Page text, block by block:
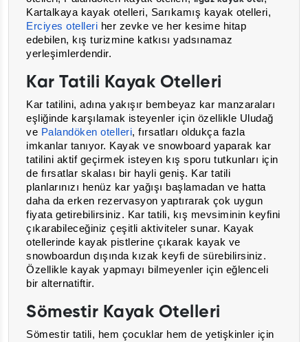
Kartalkaya kayak otelleri, Sarıkamış kayak otelleri,
Erciyes otelleri her zevke ve her kesime hitap
edebilen, kış turizmine katkısı yadsınamaz
yerleşimlerdendir.
Kar Tatili Kayak Otelleri
Kar tatilini, adına yakışır bembeyaz kar manzaraları
eşliğinde karşılamak isteyenler için özellikle Uludağ
ve Palandöken otelleri, fırsatları oldukça fazla
imkanlar tanıyor. Kayak ve snowboard yaparak kar
tatilini aktif geçirmek isteyen kış sporu tutkunları için
de fırsatlar skalası bir hayli geniş. Kar tatili
planlarınızı henüz kar yağışı başlamadan ve hatta
daha da erken rezervasyon yaptırarak çok uygun
fiyata getirebilirsiniz. Kar tatili, kış mevsiminin keyfini
çıkarabileceğiniz çeşitli aktiviteler sunar. Kayak
otellerinde kayak pistlerine çıkarak kayak ve
snowboardun dışında kızak keyfi de sürebilirsiniz.
Özellikle kayak yapmayı bilmeyenler için eğlenceli
bir alternatiftir.
Sömestir Kayak Otelleri
Sömestir tatili, hem çocuklar hem de yetişkinler için